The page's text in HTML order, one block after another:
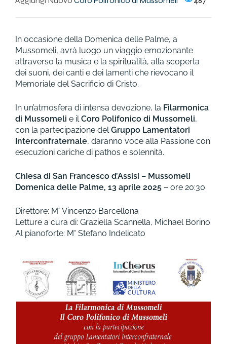
In occasione della Domenica delle Palme, a
Mussomeli, avrà luogo un viaggio emozionante
attraverso la musica e la spiritualità, alla scoperta
dei suoni, dei canti e dei lamenti che rievocano il
Memoriale del Sacrificio di Cristo.
In un’atmosfera di intensa devozione, la Filarmonica
di Mussomeli e il Coro Polifonico di Mussomeli,
con la partecipazione del Gruppo Lamentatori
Interconfraternale, daranno voce alla Passione con
esecuzioni cariche di pathos e solennità.
Chiesa di San Francesco d’Assisi – Mussomeli
Domenica delle Palme, 13 aprile 2025 – ore 20:30
Direttore: M° Vincenzo Barcellona
Letture a cura di: Graziella Scannella, Michael Borino
Al pianoforte: M° Stefano Indelicato